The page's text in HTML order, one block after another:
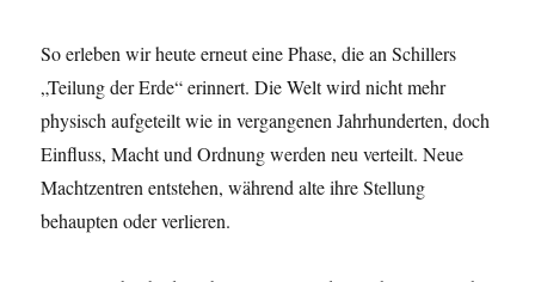
So erleben wir heute erneut eine Phase, die an Schillers
„Teilung der Erde“ erinnert. Die Welt wird nicht mehr
physisch aufgeteilt wie in vergangenen Jahrhunderten, doch
Einfluss, Macht und Ordnung werden neu verteilt. Neue
Machtzentren entstehen, während alte ihre Stellung
behaupten oder verlieren.